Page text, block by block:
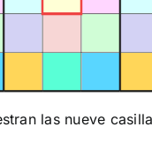
las nueve